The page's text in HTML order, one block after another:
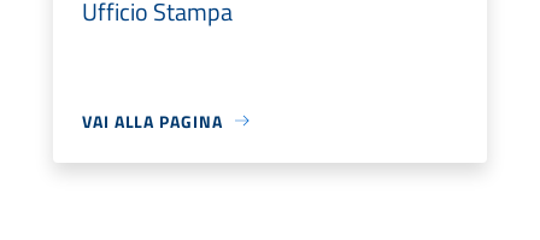
Ufficio Stampa
VAI ALLA PAGINA